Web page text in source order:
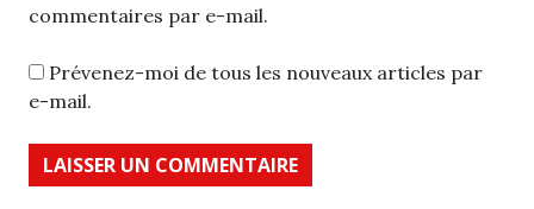
commentaires par e-mail.
Prévenez-moi de tous les nouveaux articles par
e-mail.